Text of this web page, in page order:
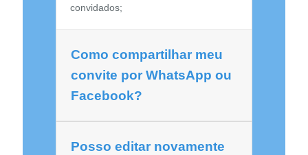
convidados;
Como compartilhar meu
convite por WhatsApp ou
Facebook?
Posso editar novamente